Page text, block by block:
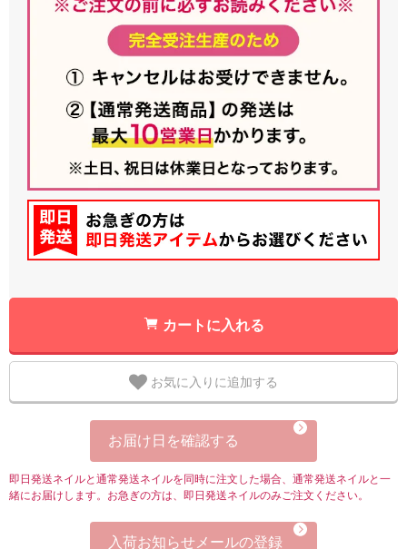
カートに入れる
お気に入りに追加する
お届け日を確認する
即日発送ネイルと通常発送ネイルを同時に注文した場合、通常発送ネイルと一
緒にお届けします。お急ぎの方は、即日発送ネイルのみご注文ください。
入荷お知らせメールの登録